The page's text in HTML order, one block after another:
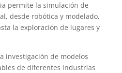
permite la simulación de
desde robótica y modelado,
la exploración de lugares y
investigación de modelos
de diferentes industrias